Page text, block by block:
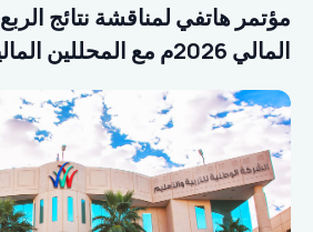
مؤتمر هاتفي لمناقشة نتائج
المالي 2026م مع المحللين الماليين والمستثمرين